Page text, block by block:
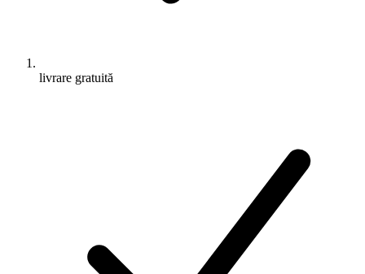
livrare gratuită